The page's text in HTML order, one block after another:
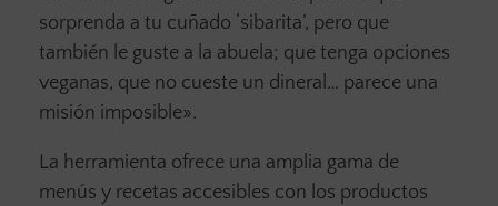
sorprenda a tu cuñado ‘sibarita’, pero que
también le guste a la abuela; que tenga opciones
veganas, que no cueste un dineral… parece una
misión imposible».
La herramienta ofrece una amplia gama de
menús y recetas accesibles con los productos